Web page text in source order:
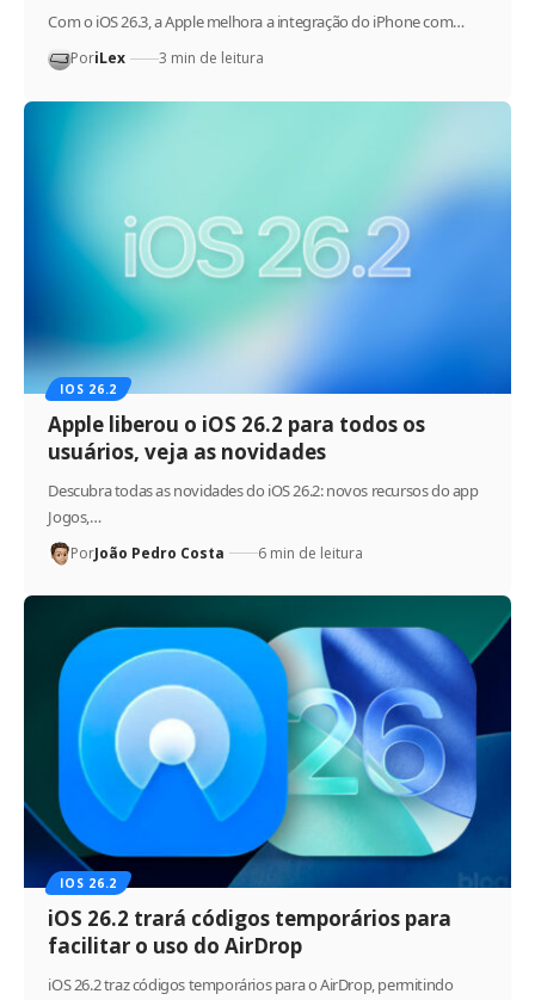
Com o iOS 26.3, a Apple melhora a integração do iPhone com…
PoriLex 3 min de leitura
IOS 26.2
Apple liberou o iOS 26.2 para todos os
usuários, veja as novidades
Descubra todas as novidades do iOS 26.2: novos recursos do app
Jogos,…
PorJoão Pedro Costa 6 min de leitura
IOS 26.2
iOS 26.2 trará códigos temporários para
facilitar o uso do AirDrop
iOS 26.2 traz códigos temporários para o AirDrop, permitindo